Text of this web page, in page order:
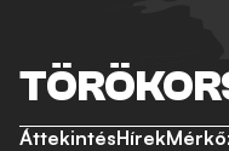
ÁttekintésHírek